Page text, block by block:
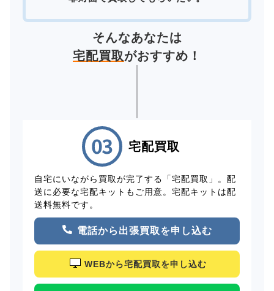
そんなあなたは
宅配買取がおすすめ！
宅配買取
自宅にいながら買取が完了する「宅配買取」。配
送に必要な宅配キットもご用意。宅配キットは配
送料無料です。
電話から出張買取を申し込む
WEBから宅配買取を申し込む